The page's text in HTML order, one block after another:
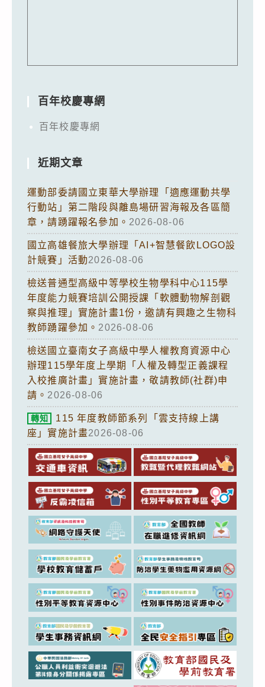
百年校慶專網
百年校慶專網
近期文章
運動部委請國立東華大學辦理「適應運動共學
行動站」第二階段與離島場研習海報及各區簡
章，請踴躍報名參加。 2026-08-06
國立高雄餐旅大學辦理「AI+智慧餐飲LOGO設
計競賽」活動2026-08-06
檢送普通型高級中等學校生物學科中心115學
年度能力競賽培訓公開授課「軟體動物解剖觀
察與推理」實施計畫1份，邀請有興趣之生物科
教師踴躍參加。 2026-08-06
檢送國立臺南女子高級中學人權教育資源中心
辦理115學年度上學期「人權及轉型正義課程
入校推廣計畫」實施計畫，敬請教師(社群)申
請。 2026-08-06
轉知
115 年度教師節系列「雲支持線上講
座」實施計畫2026-08-06